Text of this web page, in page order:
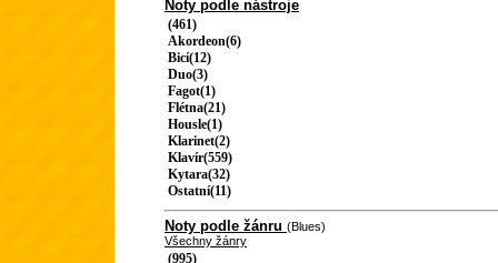
Noty podle nástroje
(461)
Akordeon(6)
Bicí(12)
Duo(3)
Fagot(1)
Flétna(21)
Housle(1)
Klarinet(2)
Klavír(559)
Kytara(32)
Ostatní(11)
Noty podle žánru (Blues)
Všechny žánry
(995)